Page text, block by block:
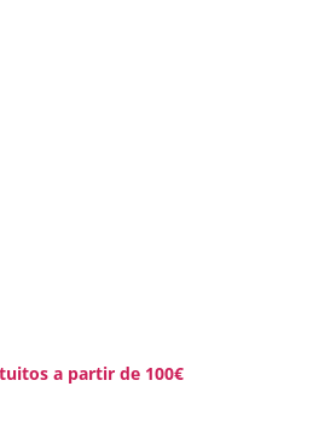
a partir de 100€